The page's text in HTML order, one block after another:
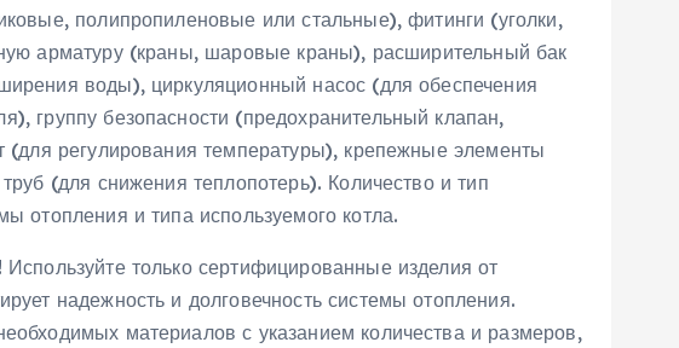
полипропиленовые или стальные), фитинги (уголки,
арматуру (краны, шаровые краны), расширительный бак
воды), циркуляционный насос (для обеспечения
группу безопасности (предохранительный клапан,
(для регулирования температуры), крепежные элементы
(для снижения теплопотерь). Количество и тип
отопления и типа используемого котла.
только сертифицированные изделия от
надежность и долговечность системы отопления.
материалов с указанием количества и размеров,